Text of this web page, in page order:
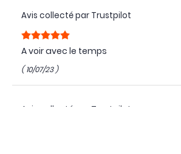
Avis collecté par Trustpilot
A voir avec le temps
( 10/07/23 )
Avis collecté par Trustpilot